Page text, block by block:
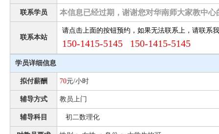
联系学员 本信息已经过期，谢谢您对华南师大家教中心
联系本站
请点击上面的按钮预约，如果无法联系上，请联系
150-1415-5145 150-1415-5145
学员详细信息
拟付薪酬 70元/小时
辅导方式 教员上门
辅导科目 初二数理化